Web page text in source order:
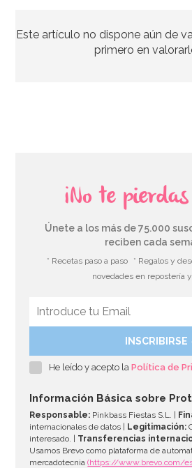
6,75€
Molde para Cupcakes 12 Cavidades -
AÑADIR
Este artículo no dispone aún de
primero en
¡No te
Únete a los más de 75.000
reciben cada
* Recetas paso a paso * Regalos y
novedades en repostería
INSCRIBIRSE
He leído y acepto laPolítica de
Información Básica sobre
Responsable: Pinkbass Fiestas S.L. |
internacionales de datos |
Legitimación:
interesado. | Transferencias
Usamos Brevo como plataforma de
mercadotecnia(https://www.brevo.com/